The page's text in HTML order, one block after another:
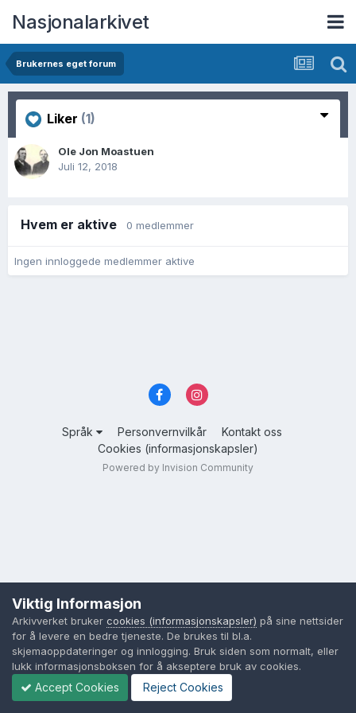
Nasjonalarkivet
Brukernes eget forum
Liker (1)
Ole Jon Moastuen
Juli 12, 2018
Hvem er aktive 0 medlemmer
Ingen innloggede medlemmer aktive
Språk Personvernvilkår
Kontakt oss
Cookies (informasjonskapsler)
Powered by Invision Community
Viktig Informasjon
Arkivverket bruker cookies (informasjonskapsler) på sine nettsider
for å levere en bedre tjeneste. De brukes til bl.a.
skjemaoppdateringer og innlogging. Bruk siden som normalt, eller
lukk informasjonsboksen for å akseptere bruk av cookies.
Accept Cookies Reject Cookies